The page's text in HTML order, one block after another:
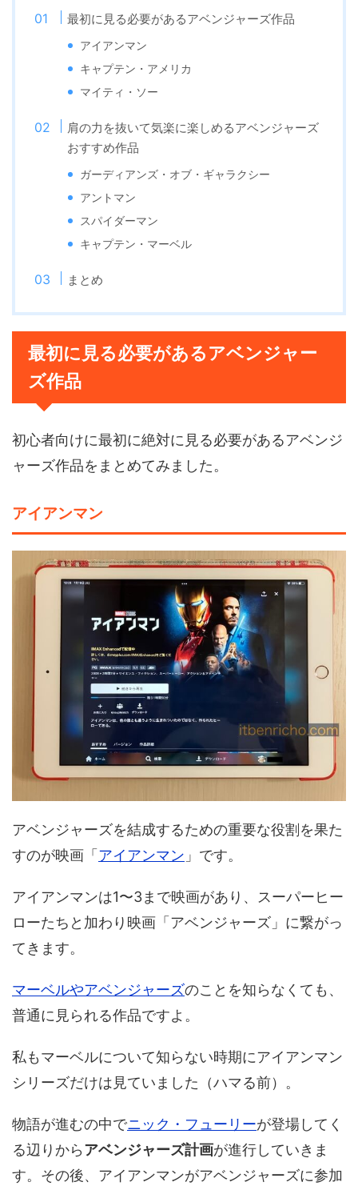
最初に見る必要があるアベンジャーズ作品
アイアンマン
キャプテン・アメリカ
マイティ・ソー
肩の力を抜いて気楽に楽しめるアベンジャーズ
おすすめ作品
ガーディアンズ・オブ・ギャラクシー
アントマン
スパイダーマン
キャプテン・マーベル
まとめ
最初に見る必要があるアベンジャー
ズ作品
初心者向けに最初に絶対に見る必要があるアベンジ
ャーズ作品をまとめてみました。
アイアンマン
アベンジャーズを結成するための重要な役割を果た
すのが映画「 アイアンマン 」です。
アイアンマンは1〜3まで映画があり、スーパーヒー
ローたちと加わり映画「アベンジャーズ」に繋がっ
てきます。
マーベルやアベンジャーズのことを知らなくても、
普通に見られる作品ですよ。
私もマーベルについて知らない時期にアイアンマン
シリーズだけは見ていました（ハマる前）。
物語が進むの中でニック・フューリーが登場してく
る辺りからアベンジャーズ計画が進行していきま
す。その後、アイアンマンがアベンジャーズに参加